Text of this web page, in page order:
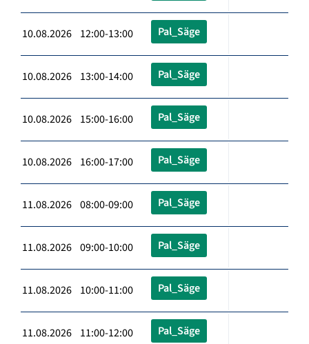
10.08.2026 12:00-13:00 Pal_Säge
10.08.2026 13:00-14:00 Pal_Säge
10.08.2026 15:00-16:00 Pal_Säge
10.08.2026 16:00-17:00 Pal_Säge
11.08.2026 08:00-09:00 Pal_Säge
11.08.2026 09:00-10:00 Pal_Säge
11.08.2026 10:00-11:00 Pal_Säge
11.08.2026 11:00-12:00 Pal_Säge